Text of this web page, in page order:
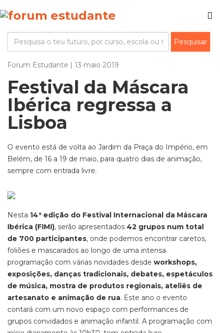
Forum Estudante | 13 maio 2019
Festival da Máscara
Ibérica regressa a
Lisboa
O evento está de volta ao Jardim da Praça do Império, em
Belém, de 16 a 19 de maio, para quatro dias de animação,
sempre com entrada livre.
Nesta 14ª edição do Festival Internacional da Máscara
Ibérica (FIMI), serão apresentados 42 grupos num total
de 700 participantes, onde podemos encontrar caretos,
foliões e mascarados ao longo de uma intensa
programação com várias novidades desde workshops,
exposições, danças tradicionais, debates, espetáculos
de música, mostra de produtos regionais, ateliês de
artesanato e animação de rua. Este ano o evento
contará com um novo espaço com performances de
grupos convidados e animação infantil. A programação com